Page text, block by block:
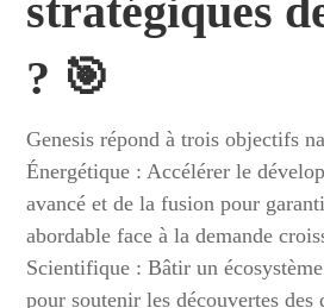
stratégiques
? 🎯
Genesis répond à trois objectifs
Énergétique : Accélérer le
avancé et de la fusion pour
abordable face à la demande
Scientifique : Bâtir un
pour soutenir les découvertes des